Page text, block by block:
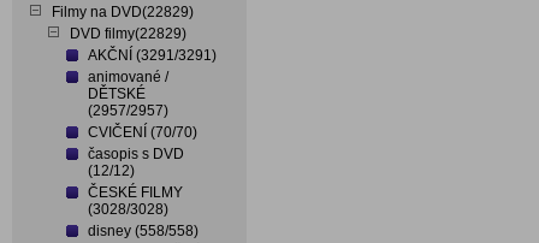
Filmy na DVD(22829)
DVD filmy(22829)
AKČNÍ (3291/3291)
animované /
DĚTSKÉ
(2957/2957)
CVIČENÍ (70/70)
časopis s DVD
(12/12)
ČESKÉ FILMY
(3028/3028)
disney (558/558)